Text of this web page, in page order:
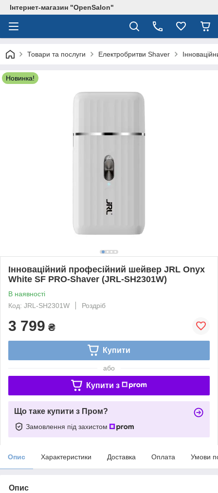
Інтернет-магазин "OpenSalon"
Товари та послуги Електробритви Shaver
Новинка!
Інноваційний професійний шейвер JRL Onyx
White SF PRO-Shaver (JRL-SH2301W)
В наявності
Код: JRL-SH2301W
Роздріб
3 799 ₴
Купити
або
Купити з
Що таке купити з Пром?
Замовлення під захистом
Опис Характеристики Доставка Оплата Умови
Опис